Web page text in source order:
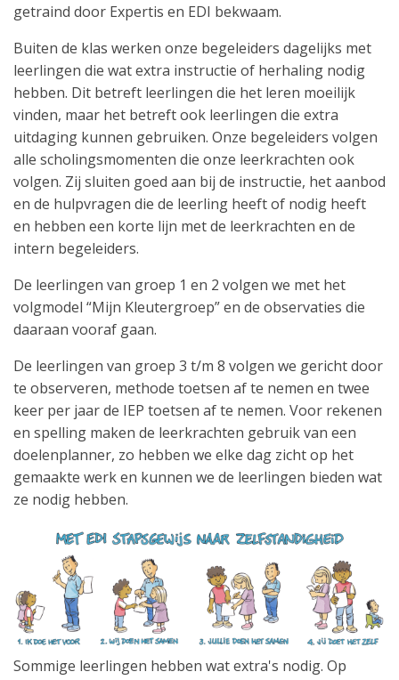
getraind door Expertis en EDI bekwaam.
Buiten de klas werken onze begeleiders dagelijks met
leerlingen die wat extra instructie of herhaling nodig
hebben. Dit betreft leerlingen die het leren moeilijk
vinden, maar het betreft ook leerlingen die extra
uitdaging kunnen gebruiken. Onze begeleiders volgen
alle scholingsmomenten die onze leerkrachten ook
volgen. Zij sluiten goed aan bij de instructie, het aanbod
en de hulpvragen die de leerling heeft of nodig heeft
en hebben een korte lijn met de leerkrachten en de
intern begeleiders.
De leerlingen van groep 1 en 2 volgen we met het
volgmodel “Mijn Kleutergroep” en de observaties die
daaraan vooraf gaan.
De leerlingen van groep 3 t/m 8 volgen we gericht door
te observeren, methode toetsen af te nemen en twee
keer per jaar de IEP toetsen af te nemen. Voor rekenen
en spelling maken de leerkrachten gebruik van een
doelenplanner, zo hebben we elke dag zicht op het
gemaakte werk en kunnen we de leerlingen bieden wat
ze nodig hebben.
Sommige leerlingen hebben wat extra's nodig. Op